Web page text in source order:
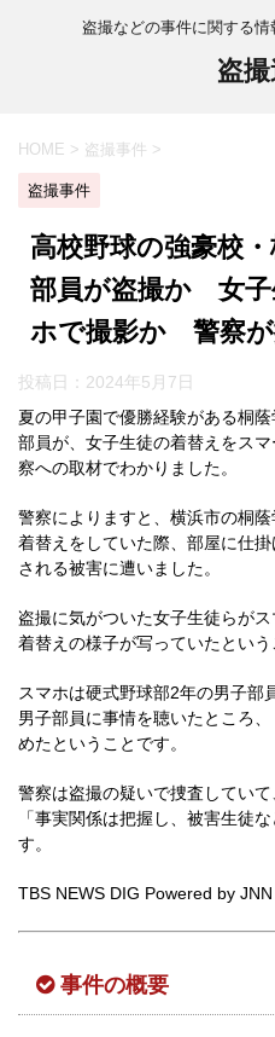
盗撮などの事件に関する情
盗
HOME > 盗撮事件 >
盗撮事件
高校野球の強豪校
部員が盗撮か 女子
ホで撮影か 警察
投稿日： 2024年5月7日
夏の甲子園で優勝経験がある桐
部員が、女子生徒の着替えをス
察への取材でわかりました。
警察によりますと、横浜市の桐
着替えをしていた際、部屋に仕
される被害に遭いました。
盗撮に気がついた女子生徒らが
着替えの様子が写っていたという
スマホは硬式野球部2年の男子部
男子部員に事情を聴いたところ
めたということです。
警察は盗撮の疑いで捜査してい
「事実関係は把握し、被害生徒
す。
TBS NEWS DIG Powered by
事件の概要